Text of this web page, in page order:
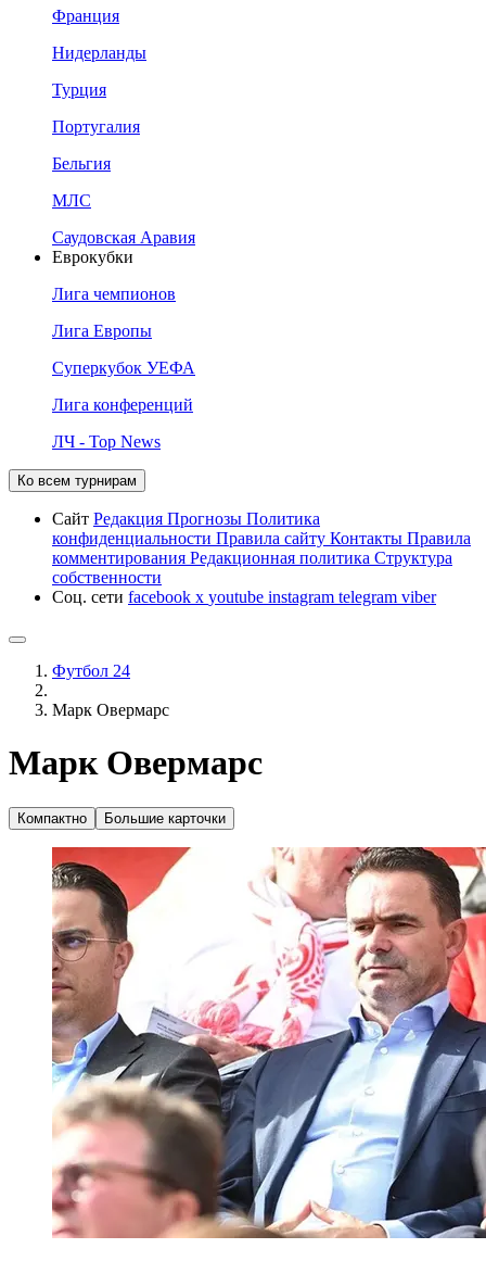
Франция
Нидерланды
Турция
Португалия
Бельгия
МЛС
Саудовская Аравия
Еврокубки
Лига чемпионов
Лига Европы
Суперкубок УЕФА
Лига конференций
ЛЧ - Top News
Ко всем турнирам
Сайт Редакция Прогнозы Политика
конфиденциальности Правила сайту Контакты Правила
комментирования Редакционная политика Структура
собственности
Соц. сети facebook x youtube instagram telegram viber
Футбол 24
Марк Овермарс
Марк Овермарс
Компактно Большие карточки